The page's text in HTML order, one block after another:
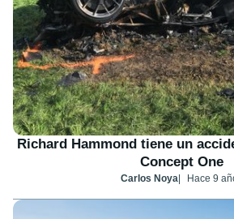
Richard Hammond tiene un
Concept One
Carlos Noya Hace 9